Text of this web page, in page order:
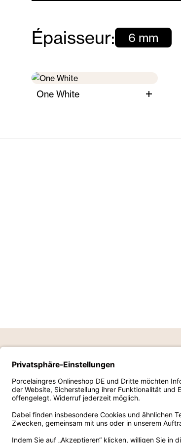
Épaisseur: 6 mm
One White
Porcelaingres GmbH
Mentions légales
Conditions générales de vente
Travailler avec nous